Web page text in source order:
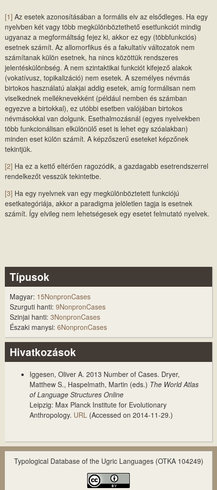
[1] Az esetek azonosításában a formális elv az elsődleges. Ha egy
nyelvben két vagy több megkülönböztethető esetfunkciót mindig
ugyanaz a megformáltság fejez ki, akkor ez egy (többfunkciós)
esetnek számít. Az allomorfikus és a fakultatív változatok nem
számítanak külön esetnek, ha nincs közöttük rendszeres
jelentéskülönbség. A nem szintaktikai funkciót kifejező alakok
(vokatívusz, topikalizáció) nem esetek. A személyes névmás
birtokos használatú alakjai addig esetek, amíg formálisan nem
viselkednek melléknevekként (például nemben és számban
egyezve a birtokkal), ez utóbbi esetben valójában birtokos
névmásokkal van dolgunk. Esethalmozásnál (egyes nyelvekben
több funkcionálisan elkülönülő eset is lehet egy szóalakban)
minden eset külön számít. A képzőszerű eseteket képzőnek
tekintjük.
[2] Ha ez a kettő eltérően ragozódik, a gazdagabb esetrendszerrel
rendelkezőt vesszük tekintetbe.
[3] Ha egy nyelvnek van egy megkülönböztetett funkciójú
esetkategóriája, akkor a paradigma jelöletlen tagja is esetnek
számít. Így elvileg nem lehetségesek egy esetet felmutató nyelvek.
Típusok
Magyar: 15NonpronCases
Szurguti hanti: 9NonpronCases
Szinjai hanti: 3NonpronCases
Északi manysi: 6NonpronCases
Hivatkozások
Iggesen, Oliver A. 2013 Number of Cases. Dryer,
Matthew S., Haspelmath, Martin (eds.) The World Atlas
of Language Structures Online
Leipzig: Max Planck Institute for Evolutionary
Anthropology. URL (Accessed on 2014-11-29.)
Typological Database of the Ugric Languages (OTKA 104249)